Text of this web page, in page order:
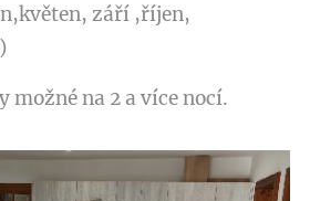
září ,říjen,
možné na 2 a více nocí.